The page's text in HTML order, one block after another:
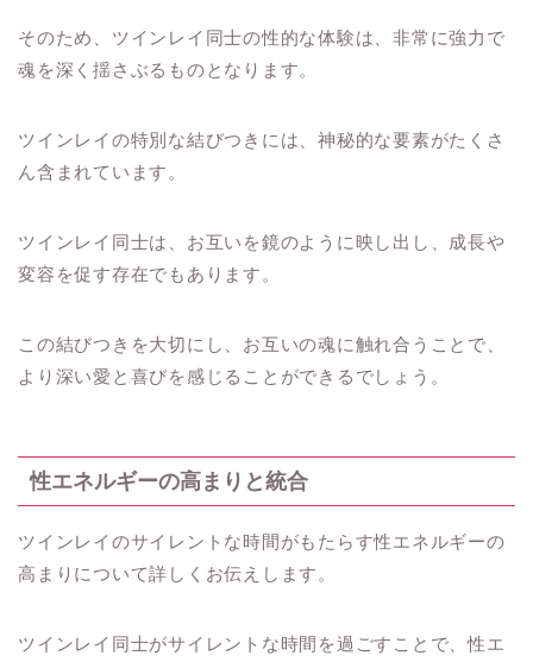
そのため、ツインレイ同士の性的な体験は、非常に強力で
魂を深く揺さぶるものとなります。
ツインレイの特別な結びつきには、神秘的な要素がたくさ
ん含まれています。
ツインレイ同士は、お互いを鏡のように映し出し、成長や
変容を促す存在でもあります。
この結びつきを大切にし、お互いの魂に触れ合うことで、
より深い愛と喜びを感じることができるでしょう。
性エネルギーの高まりと統合
ツインレイのサイレントな時間がもたらす性エネルギーの
高まりについて詳しくお伝えします。
ツインレイ同士がサイレントな時間を過ごすことで、性エ